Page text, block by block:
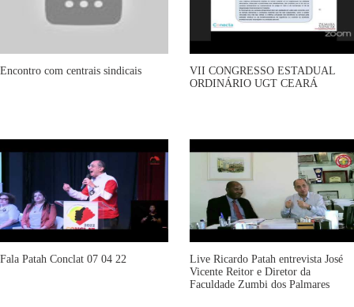
Encontro com centrais sindicais
VII CONGRESSO ESTADUAL
ORDINÁRIO UGT CEARÁ
Fala Patah Conclat 07 04 22
Live Ricardo Patah entrevista José
Vicente Reitor e Diretor da
Faculdade Zumbi dos Palmares